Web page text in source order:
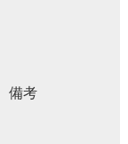
備考